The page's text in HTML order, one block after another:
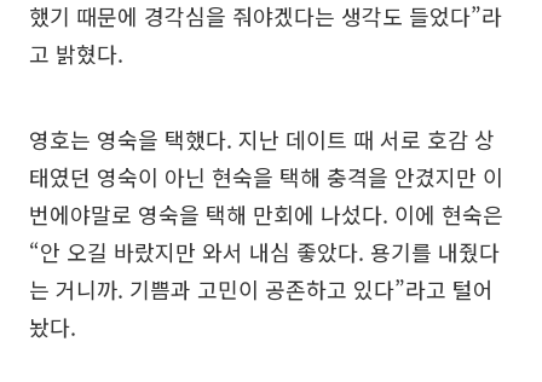
했기 때문에 경각심을 줘야겠다는 생각도 들었다”라
고 밝혔다.
영호는 영숙을 택했다. 지난 데이트 때 서로 호감 상
태였던 영숙이 아닌 현숙을 택해 충격을 안겼지만 이
번에야말로 영숙을 택해 만회에 나섰다. 이에 현숙은
“안 오길 바랐지만 와서 내심 좋았다. 용기를 내줬다
는 거니까. 기쁨과 고민이 공존하고 있다”라고 털어
놨다.